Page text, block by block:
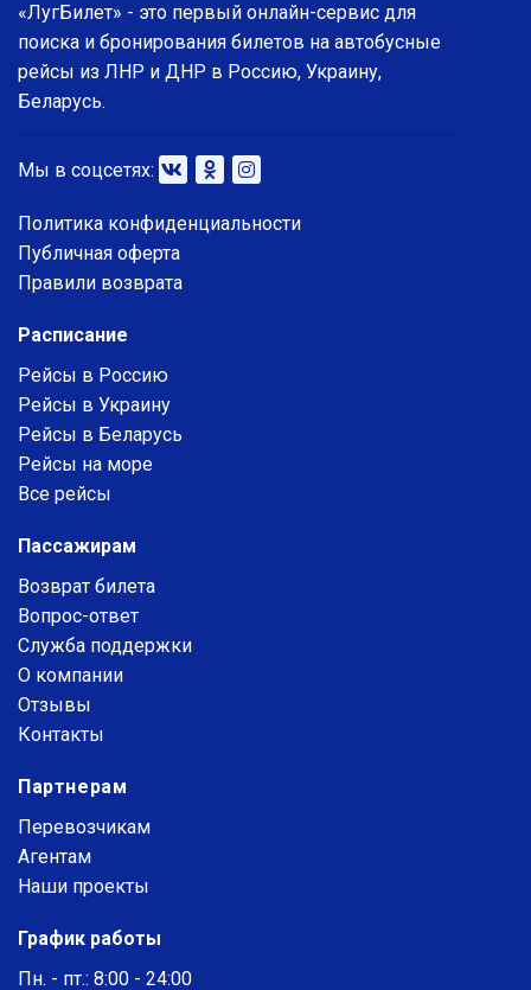
«ЛугБилет» - это первый онлайн-сервис для
поиска и бронирования билетов на автобусные
рейсы из ЛНР и ДНР в Россию, Украину,
Беларусь.
Мы в соцсетях:
Политика конфиденциальности
Публичная оферта
Правили возврата
Расписание
Рейсы в Россию
Рейсы в Украину
Рейсы в Беларусь
Рейсы на море
Все рейсы
Пассажирам
Возврат билета
Вопрос-ответ
Служба поддержки
О компании
Отзывы
Контакты
Партнерам
Перевозчикам
Агентам
Наши проекты
График работы
Пн. - пт.: 8:00 - 24:00